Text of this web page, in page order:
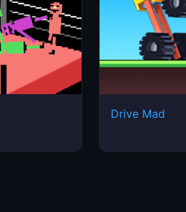
Drive Mad